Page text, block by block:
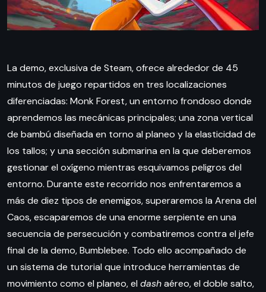
La demo, exclusiva de Steam, ofrece alrededor de 45
minutos de juego repartidos en tres localizaciones
diferenciadas: Monk Forest, un entorno frondoso donde
aprendemos las mecánicas principales; una zona vertical
de bambú diseñada en torno al planeo y la elasticidad de
los tallos; y una sección submarina en la que deberemos
gestionar el oxígeno mientras esquivamos peligros del
entorno. Durante este recorrido nos enfrentaremos a
más de diez tipos de enemigos, superaremos la Arena del
Caos, escaparemos de una enorme serpiente en una
secuencia de persecución y combatiremos contra el jefe
final de la demo, Bumblebee. Todo ello acompañado de
un sistema de tutorial que introduce herramientas de
movimiento como el planeo, el dashaéreo, el doble salto,